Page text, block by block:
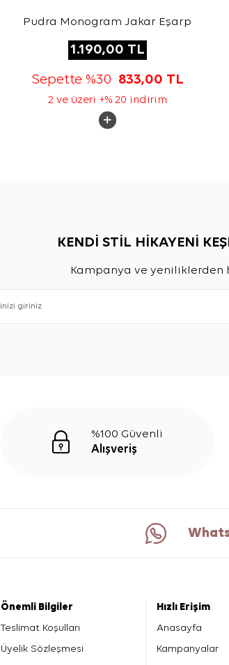
Pudra Monogram Jakar Eşarp
1.190,00 TL
Sepette %30 833,00 TL
2 ve üzeri +% 20 indirim
KENDİ STİL HİKAYENİ
Kampanya ve yeniliklerden
%100 Güvenli
Alışveriş
Önemli Bilgiler
Teslimat Koşulları
Üyelik Sözleşmesi
Hızlı Erişim
Anasayfa
Kampanyalar